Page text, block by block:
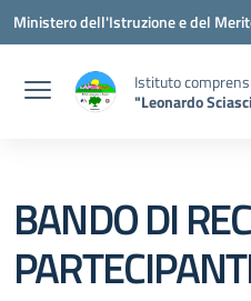
Vai ai contenuti
Vai al menu di navigazione
Vai al footer
Ministero dell'Istruzione e del
Istituto
"Leonardo
BANDO DI